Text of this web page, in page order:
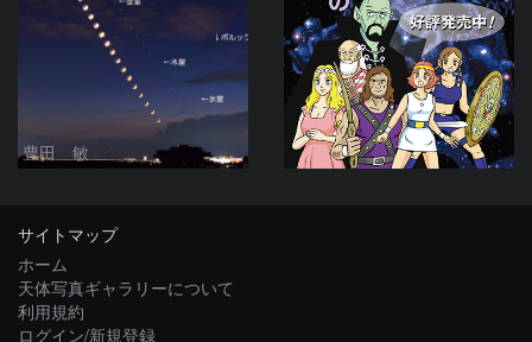
豊田 敏
サイトマップ
ホーム
天体写真ギャラリーについて
利用規約
ログイン/新規登録